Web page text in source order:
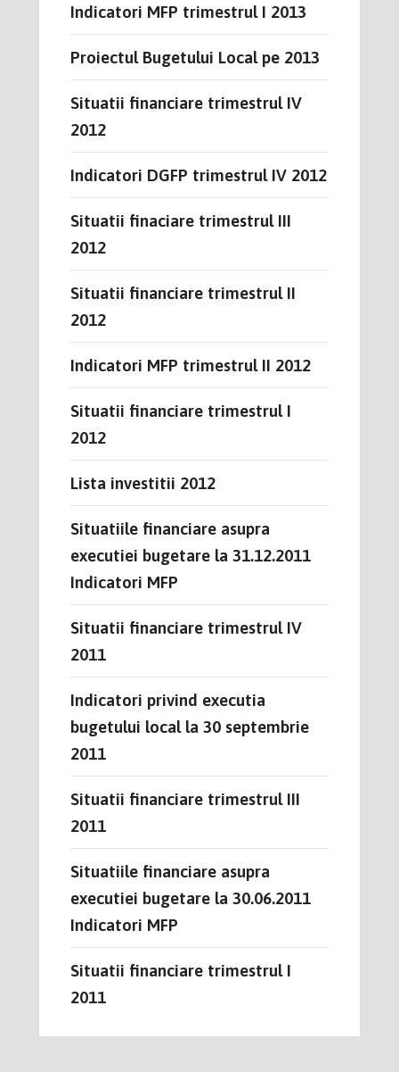
Indicatori MFP trimestrul I 2013
Proiectul Bugetului Local pe 2013
Situatii financiare trimestrul IV
2012
Indicatori DGFP trimestrul IV 2012
Situatii finaciare trimestrul III
2012
Situatii financiare trimestrul II
2012
Indicatori MFP trimestrul II 2012
Situatii financiare trimestrul I
2012
Lista investitii 2012
Situatiile financiare asupra
executiei bugetare la 31.12.2011
Indicatori MFP
Situatii financiare trimestrul IV
2011
Indicatori privind executia
bugetului local la 30 septembrie
2011
Situatii financiare trimestrul III
2011
Situatiile financiare asupra
executiei bugetare la 30.06.2011
Indicatori MFP
Situatii financiare trimestrul I
2011